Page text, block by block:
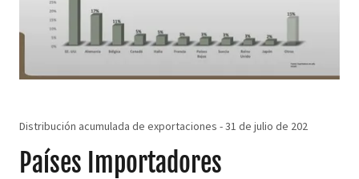
Distribución acumulada de exportaciones - 31 de julio de 202
Países Importadores